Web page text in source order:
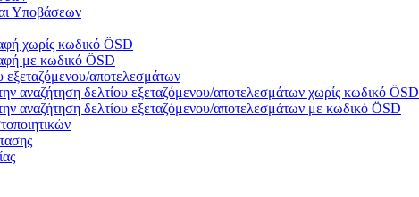
Υποβάσεων
χωρίς κωδικό ÖSD
με κωδικό ÖSD
εξεταζόμενου/αποτελεσμάτων
αναζήτηση δελτίου εξεταζόμενου/αποτελεσμάτων χωρίς κωδικό ÖSD
αναζήτηση δελτίου εξεταζόμενου/αποτελεσμάτων με κωδικό ÖSD